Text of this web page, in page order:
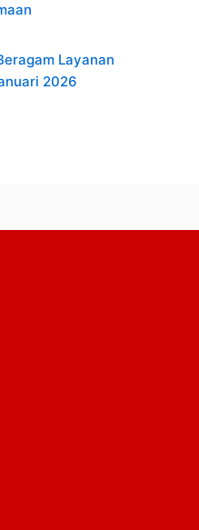
Layanan
2026